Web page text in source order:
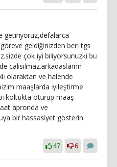
getiriyoruz,defalarca
geldiğinizden beri tgs
çok iyi biliyorsunuzki bu
calisilmaz.arkadaslarim
olaraktan ve halende
maaşlarda iyileştirme
koltukta oturup maaş
apronda ve
bir hassasiyet gösterin
47 6